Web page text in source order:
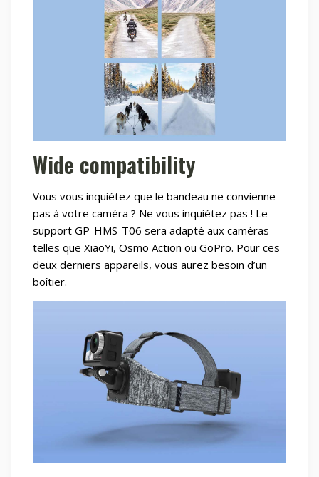
Wide compatibility
Vous vous inquiétez que le bandeau ne convienne
pas à votre caméra ? Ne vous inquiétez pas ! Le
support GP-HMS-T06 sera adapté aux caméras
telles que XiaoYi, Osmo Action ou GoPro. Pour ces
deux derniers appareils, vous aurez besoin d’un
boîtier.